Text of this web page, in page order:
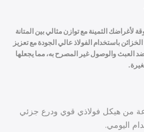
لأغراضك الثمينة مع توازن مثالي بين المتانة
باستخدام الفولاذ عالي الجودة مع تعزيز
العبث والوصول غير المصرح به، مما يجعلها
من هيكل فولاذي قوي ودرع جزئي
اليومي.